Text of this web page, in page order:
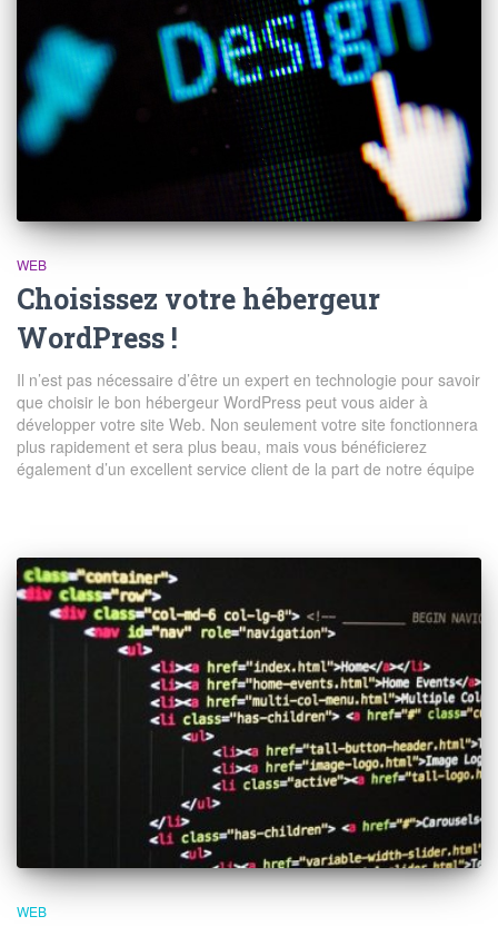
WEB
Choisissez votre hébergeur
WordPress !
Il n’est pas nécessaire d’être un expert en technologie pour savoir
que choisir le bon hébergeur WordPress peut vous aider à
développer votre site Web. Non seulement votre site fonctionnera
plus rapidement et sera plus beau, mais vous bénéficierez
également d’un excellent service client de la part de notre équipe
WEB